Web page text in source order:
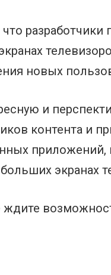
разработчики
новых
и
контента и
экранах